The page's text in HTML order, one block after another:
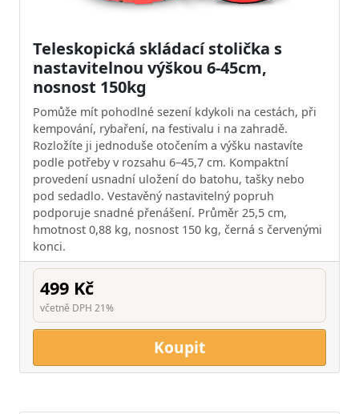
Teleskopická skládací stolička s
nastavitelnou výškou 6-45cm,
nosnost 150kg
Pomůže mít pohodlné sezení kdykoli na cestách, při
kempování, rybaření, na festivalu i na zahradě.
Rozložíte ji jednoduše otočením a výšku nastavíte
podle potřeby v rozsahu 6–45,7 cm. Kompaktní
provedení usnadní uložení do batohu, tašky nebo
pod sedadlo. Vestavěný nastavitelný popruh
podporuje snadné přenášení. Průměr 25,5 cm,
hmotnost 0,88 kg, nosnost 150 kg, černá s červenými
konci.
499 Kč
včetně DPH 21%
Koupit